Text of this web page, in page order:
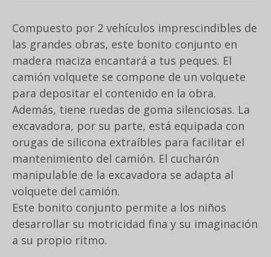
Compuesto por 2 vehículos imprescindibles de
las grandes obras, este bonito conjunto en
madera maciza encantará a tus peques. El
camión volquete se compone de un volquete
para depositar el contenido en la obra.
Además, tiene ruedas de goma silenciosas. La
excavadora, por su parte, está equipada con
orugas de silicona extraíbles para facilitar el
mantenimiento del camión. El cucharón
manipulable de la excavadora se adapta al
volquete del camión.
Este bonito conjunto permite a los niños
desarrollar su motricidad fina y su imaginación
a su propio ritmo.